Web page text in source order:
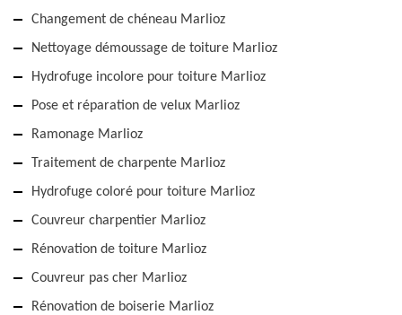
Changement de chéneau Marlioz
Nettoyage démoussage de toiture Marlioz
Hydrofuge incolore pour toiture Marlioz
Pose et réparation de velux Marlioz
Ramonage Marlioz
Traitement de charpente Marlioz
Hydrofuge coloré pour toiture Marlioz
Couvreur charpentier Marlioz
Rénovation de toiture Marlioz
Couvreur pas cher Marlioz
Rénovation de boiserie Marlioz